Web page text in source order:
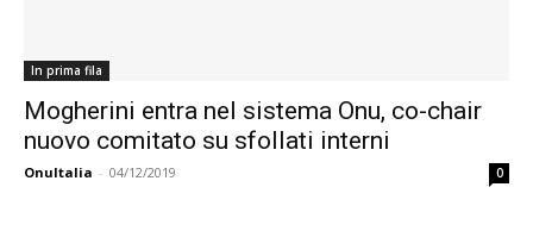
In prima fila
Mogherini entra nel sistema Onu, co-chair
nuovo comitato su sfollati interni
OnuItalia - 04/12/2019 0